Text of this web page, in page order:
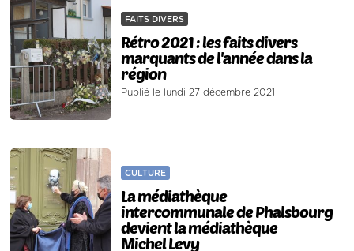
FAITS DIVERS
Rétro 2021 : les faits divers
marquants de l'année dans la
région
Publié le lundi 27 décembre 2021
CULTURE
La médiathèque
intercommunale de Phalsbourg
devient la médiathèque
Michel Levy